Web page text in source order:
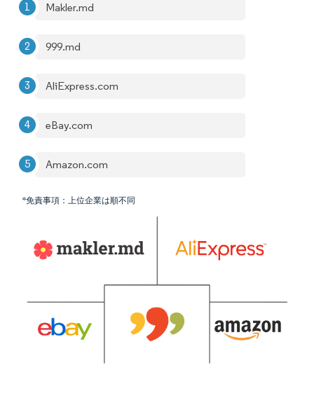
Makler.md
999.md
AliExpress.com
eBay.com
Amazon.com
*免責事項：上位企業は順不同